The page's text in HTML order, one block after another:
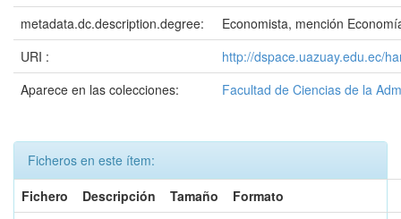
metadata.dc.description.degree:
Economista, mención
URI :
http://dspace.uazuay.edu.ec/
Aparece en las colecciones:
Facultad de Ciencias de la
Ficheros en este ítem:
Fichero
Descripción Tamaño
Formato